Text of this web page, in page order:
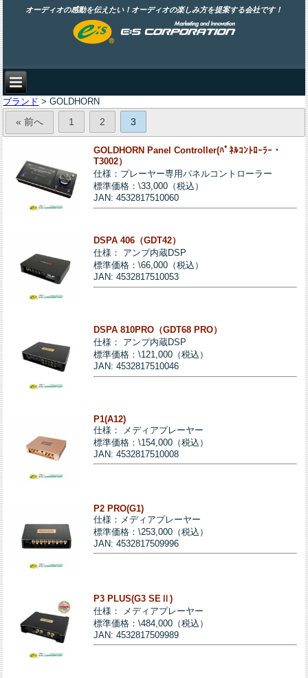
オーディオの感動を伝えたい！オーディオの楽しみ方を提案する会社です！
ブランド > GOLDHORN
« 前へ 1 2 3
GOLDHORN Panel Controller(ﾊﾟﾈﾙｺﾝﾄﾛｰﾗｰ・
T3002）
仕様：プレーヤー専用パネルコントローラー
標準価格：\33,000（税込）
JAN: 4532817510060
DSPA 406（GDT42）
仕様： アンプ内蔵DSP
標準価格：\66,000（税込）
JAN: 4532817510053
DSPA 810PRO（GDT68 PRO）
仕様： アンプ内蔵DSP
標準価格：\121,000（税込）
JAN: 4532817510046
P1(A12)
仕様： メディアプレーヤー
標準価格：\154,000（税込）
JAN: 4532817510008
P2 PRO(G1)
仕様：メディアプレーヤー
標準価格：\253,000（税込）
JAN: 4532817509996
P3 PLUS(G3 SEⅡ)
仕様： メディアプレーヤー
標準価格：\484,000（税込）
JAN: 4532817509989